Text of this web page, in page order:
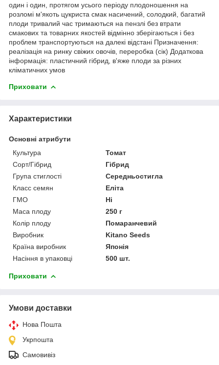
один і один, протягом усього періоду плодоношення на
розломі м'якоть цукриста смак насичений, солодкий, багатий
плоди тривалий час тримаються на пензлі без втрати
смакових та товарних якостей відмінно зберігаються і без
проблем транспортуються на далекі відстані Призначення:
реалізація на ринку свіжих овочів, переробка (сік) Додаткова
інформація: пластичний гібрид, в'яже плоди за різних
кліматичних умов
Приховати
Характеристики
Основні атрибути
Культура
Томат
Сорт/Гібрид
Гібрид
Група стиглості
Середньостигла
Класс семян
Еліта
ГМО
Ні
Маса плоду
250 г
Колір плоду
Помаранчевий
Виробник
Kitano Seeds
Країна виробник
Японія
Насіння в упаковці
500 шт.
Приховати
Умови доставки
Нова Пошта
Укрпошта
Самовивіз